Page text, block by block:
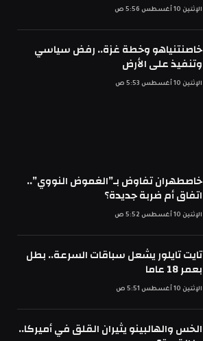
الإثنين 10 أغسطس 5:56 ص
خاصنتنياهو وخطة غزة.. رفض سياسي
وتنفيذ على الأرض
الإثنين 10 أغسطس 5:53 ص
خاصطهران تفاوض بـ”الغموض النووي”..
اتفاق أم ضربة جديدة؟
الإثنين 10 أغسطس 5:52 ص
تايت تايلور يشعل سباقات السرعة.. بطل
بعمر 18 عاما
الإثنين 10 أغسطس 5:51 ص
الخس والهالبينو يثيران القلق في أميركا..